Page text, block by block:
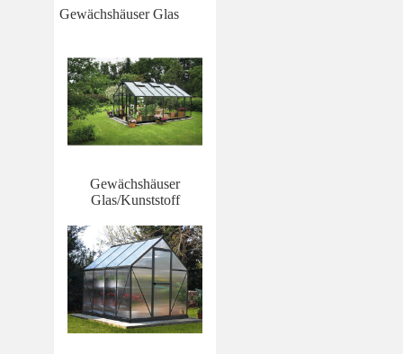
Gewächshäuser Glas
Gewächshäuser
Glas/Kunststoff